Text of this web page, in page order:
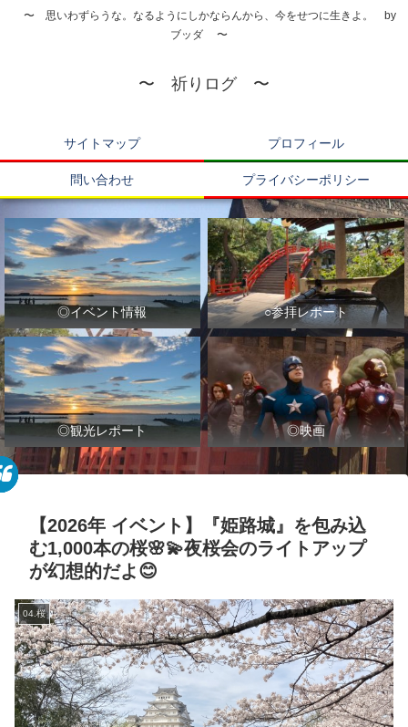
〜 思いわずらうな。なるようにしかならんから、今をせつに生きよ。 by
ブッダ 〜
〜 祈りログ 〜
サイトマップ プロフィール
問い合わせ プライバシーポリシー
◎イベント情報 ○参拝レポート
◎観光レポート ◎映画
【2026年 イベント】『姫路城』を包み込
む1,000本の桜🌸💫夜桜会のライトアップ
が幻想的だよ😊
04.桜